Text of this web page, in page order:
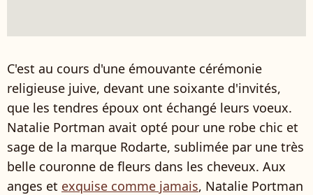
C'est au cours d'une émouvante cérémonie
religieuse juive, devant une soixante d'invités,
que les tendres époux ont échangé leurs voeux.
Natalie Portman avait opté pour une robe chic et
sage de la marque Rodarte, sublimée par une très
belle couronne de fleurs dans les cheveux. Aux
anges et exquise comme jamais, Natalie Portman